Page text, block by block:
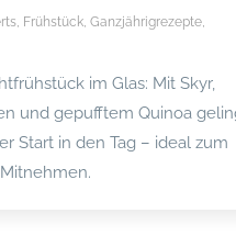
, Frühstück, Ganzjährigrezepte,
im Glas: Mit Skyr,
und gepufftem Quinoa
Start in den Tag – ideal zum